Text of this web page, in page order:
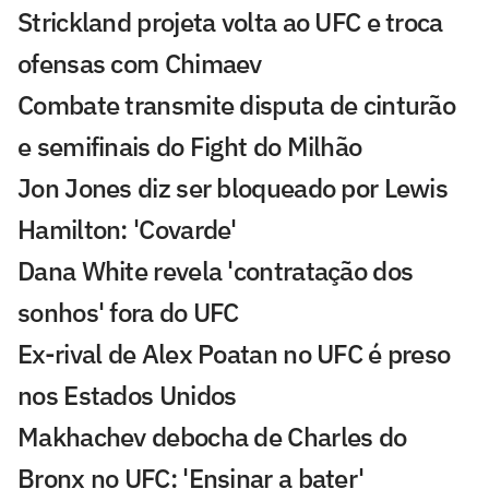
Strickland projeta volta ao UFC e troca
ofensas com Chimaev
Combate transmite disputa de cinturão
e semifinais do Fight do Milhão
Jon Jones diz ser bloqueado por Lewis
Hamilton: 'Covarde'
Dana White revela 'contratação dos
sonhos' fora do UFC
Ex-rival de Alex Poatan no UFC é preso
nos Estados Unidos
Makhachev debocha de Charles do
Bronx no UFC: 'Ensinar a bater'